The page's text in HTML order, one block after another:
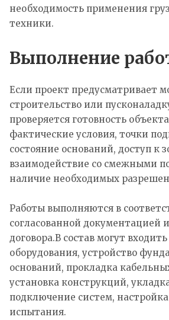
необходимость применения
техники.
Выполнение
Если проект предусматривает
строительство или
проверяется готовность
фактические условия, точки
состояние оснований, доступ к
взаимодействие со смежными
наличие необходимых
Работы выполняются в
согласованной документацией
договора.В состав могут
оборудования, устройство
оснований, прокладка
установка конструкций,
подключение систем,
испытания.